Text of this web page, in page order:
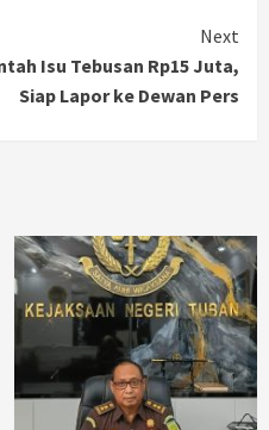
Next
Isu Tebusan Rp15 Juta,
Siap Lapor ke Dewan Pers